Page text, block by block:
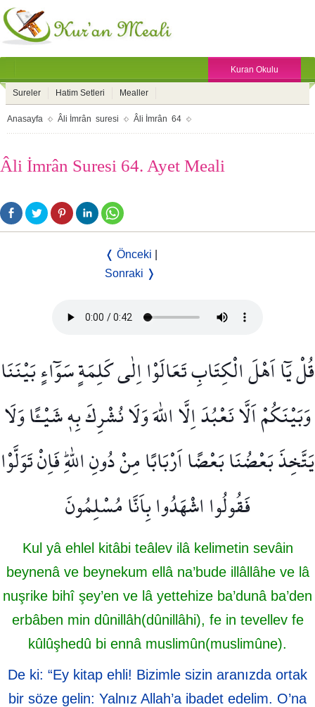
Kuran Okulu
Sureler Hatim Setleri Mealler
Anasayfa Âli İmrân suresi Âli İmrân 64
Âli İmrân Suresi 64. Ayet Meali
❬ Önceki
Sonraki ❭
قُلْ يَٓا اَهْلَ الْكِتَابِ تَعَالَوْا اِلٰى كَلِمَةٍ سَوَٓاءٍ بَيْنَنَا
وَبَيْنَكُمْ اَلَّا نَعْبُدَ اِلَّا اللّٰهَ وَلَا نُشْرِكَ بِه۪ شَيْـًٔا وَلَا
يَتَّخِذَ بَعْضُنَا بَعْضًا اَرْبَابًا مِنْ دُونِ اللّٰهِۜ فَاِنْ تَوَلَّوْا
فَقُولُوا اشْهَدُوا بِاَنَّا مُسْلِمُونَ
Kul yâ ehlel kitâbi teâlev ilâ kelimetin sevâin
beynenâ ve beynekum ellâ na’bude illâllâhe ve lâ
nuşrike bihî şey’en ve lâ yettehize ba’dunâ ba’den
erbâben min dûnillâh(dûnillâhi), fe in tevellev fe
kûlûşhedû bi ennâ muslimûn(muslimûne).
De ki: “Ey kitap ehli! Bizimle sizin aranızda ortak
bir söze gelin: Yalnız Allah’a ibadet edelim. O’na